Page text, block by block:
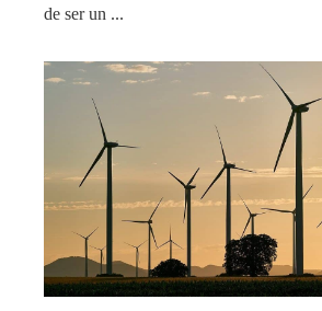
de ser un ...